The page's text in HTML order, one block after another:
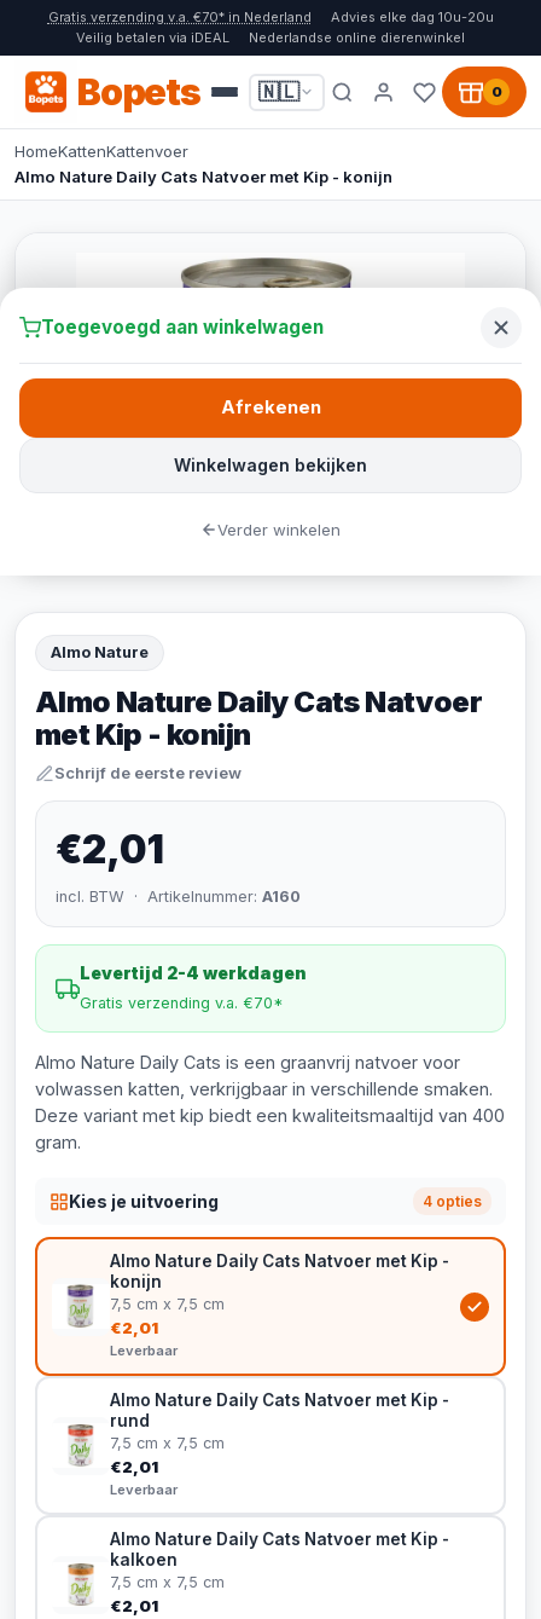
Gratis verzending v.a. €70* in Nederland
Advies elke dag 10u-20u
Veilig betalen via iDEAL
Nederlandse online dierenwinkel
Bopets 🇳🇱 0
HomeKattenKattenvoer
Almo Nature Daily Cats Natvoer met Kip - konijn
Almo Nature
Almo Nature Daily Cats Natvoer
met Kip - konijn
Schrijf de eerste review
€2,01
incl. BTW · Artikelnummer: A160
Levertijd 2-4 werkdagen
Gratis verzending v.a. €70*
Almo Nature Daily Cats is een graanvrij natvoer voor
volwassen katten, verkrijgbaar in verschillende smaken.
Deze variant met kip biedt een kwaliteitsmaaltijd van 400
gram.
Kies je uitvoering 4 opties
Almo Nature Daily Cats Natvoer met Kip -
konijn
7,5 cm x 7,5 cm
€2,01
Leverbaar
Almo Nature Daily Cats Natvoer met Kip -
rund
7,5 cm x 7,5 cm
€2,01
Leverbaar
Almo Nature Daily Cats Natvoer met Kip -
kalkoen
7,5 cm x 7,5 cm
€2,01
Toegevoegd aan winkelwagen
Winkelwagen bekijken
Afrekenen
Verder winkelen